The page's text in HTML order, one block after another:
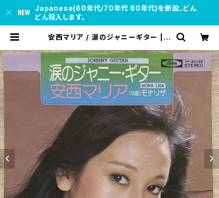
Japanese(60年代/70年代 80年代)を新設。どん
どん投入します。
安西マリア / 涙のジャニーギター | s